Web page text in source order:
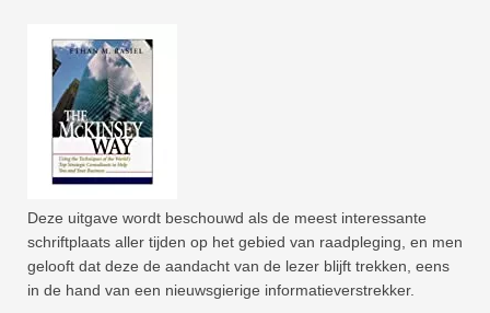
Deze uitgave wordt beschouwd als de meest interessante
schriftplaats aller tijden op het gebied van raadpleging, en men
gelooft dat deze de aandacht van de lezer blijft trekken, eens
in de hand van een nieuwsgierige informatieverstrekker.